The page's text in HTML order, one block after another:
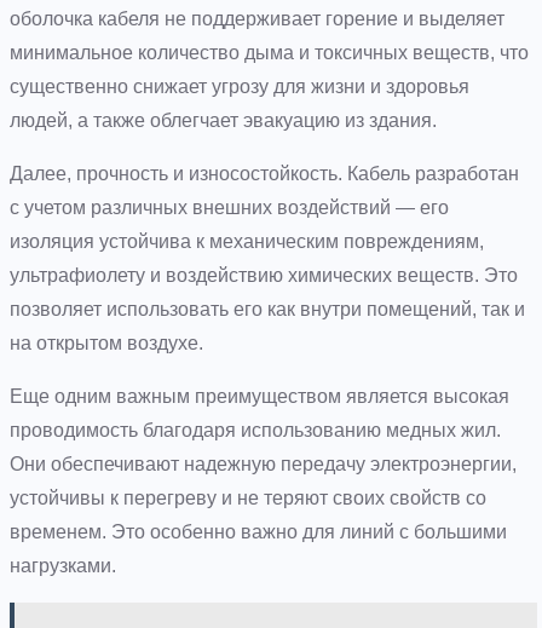
оболочка кабеля не поддерживает горение и выделяет
минимальное количество дыма и токсичных веществ, что
существенно снижает угрозу для жизни и здоровья
людей, а также облегчает эвакуацию из здания.
Далее, прочность и износостойкость. Кабель разработан
с учетом различных внешних воздействий — его
изоляция устойчива к механическим повреждениям,
ультрафиолету и воздействию химических веществ. Это
позволяет использовать его как внутри помещений, так и
на открытом воздухе.
Еще одним важным преимуществом является высокая
проводимость благодаря использованию медных жил.
Они обеспечивают надежную передачу электроэнергии,
устойчивы к перегреву и не теряют своих свойств со
временем. Это особенно важно для линий с большими
нагрузками.